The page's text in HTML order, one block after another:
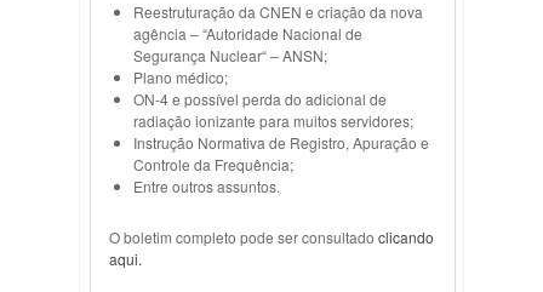
Reestruturação da CNEN e criação da nova
agência – “Autoridade Nacional de
Segurança Nuclear“ – ANSN;
Plano médico;
ON-4 e possível perda do adicional de
radiação ionizante para muitos servidores;
Instrução Normativa de Registro, Apuração e
Controle da Frequência;
Entre outros assuntos.
O boletim completo pode ser consultado clicando
aqui.